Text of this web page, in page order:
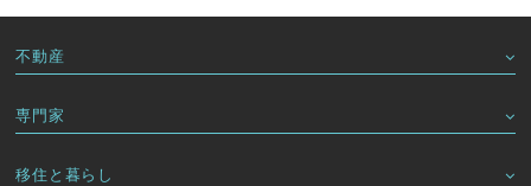
不動産
専門家
移住と暮らし